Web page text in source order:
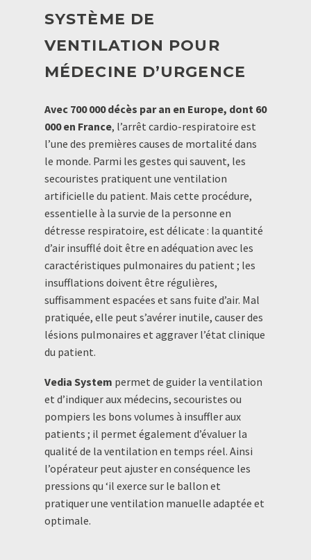
SYSTÈME DE
VENTILATION POUR
MÉDECINE D’URGENCE
Avec 700 000 décès par an en Europe, dont 60
000 en France, l’arrêt cardio-respiratoire est
l’une des premières causes de mortalité dans
le monde. Parmi les gestes qui sauvent, les
secouristes pratiquent une ventilation
artificielle du patient. Mais cette procédure,
essentielle à la survie de la personne en
détresse respiratoire, est délicate : la quantité
d’air insufflé doit être en adéquation avec les
caractéristiques pulmonaires du patient ; les
insufflations doivent être régulières,
suffisamment espacées et sans fuite d’air. Mal
pratiquée, elle peut s’avérer inutile, causer des
lésions pulmonaires et aggraver l’état clinique
du patient.
Vedia System permet de guider la ventilation
et d’indiquer aux médecins, secouristes ou
pompiers les bons volumes à insuffler aux
patients ; il permet également d’évaluer la
qualité de la ventilation en temps réel. Ainsi
l’opérateur peut ajuster en conséquence les
pressions qu ‘il exerce sur le ballon et
pratiquer une ventilation manuelle adaptée et
optimale.